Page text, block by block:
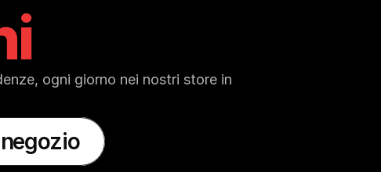
ogni giorno nei nostri store in